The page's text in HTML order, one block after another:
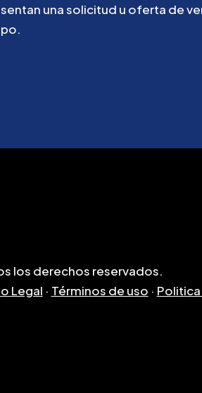
unasolicitud u oferta de
los derechos reservados.
Legal · Términos de uso ·